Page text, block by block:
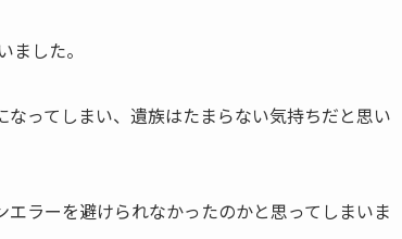
した。
ってしまい、遺族はたまらない気持ちだと思い
ラーを避けられなかったのかと思ってしまいま